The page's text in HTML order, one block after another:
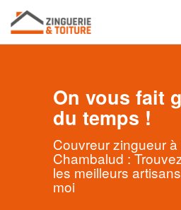
On vous fait
du temps !
Couvreur zingueur
Chambalud :
les meilleurs
moi